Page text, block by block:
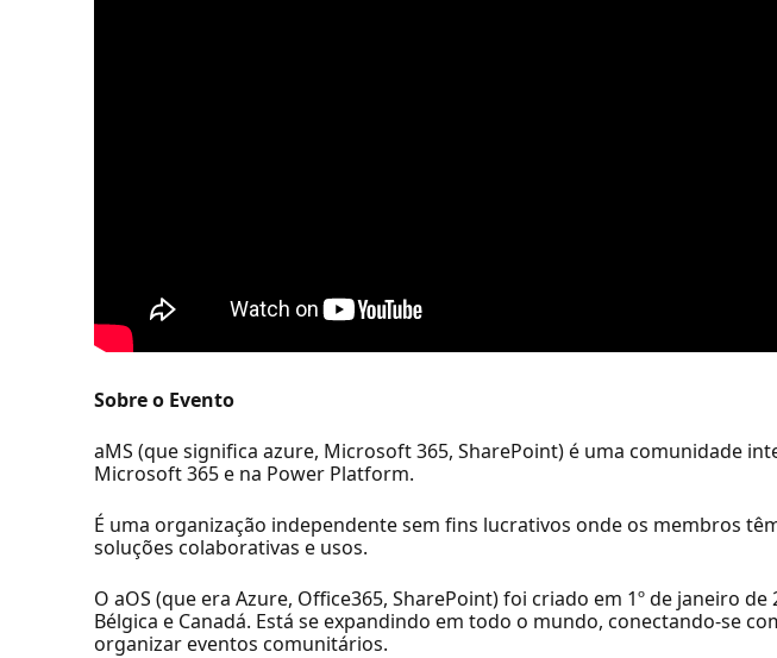
Sobre o Evento
aMS (que significa azure, Microsoft 365, SharePoint) é uma comunidade
Microsoft 365 e na Power Platform.
É uma organização independente sem fins lucrativos onde os membros
soluções colaborativas e usos.
O aOS (que era Azure, Office365, SharePoint) foi criado em 1º de janeiro
Bélgica e Canadá. Está se expandindo em todo o mundo, conectando-se
organizar eventos comunitários.